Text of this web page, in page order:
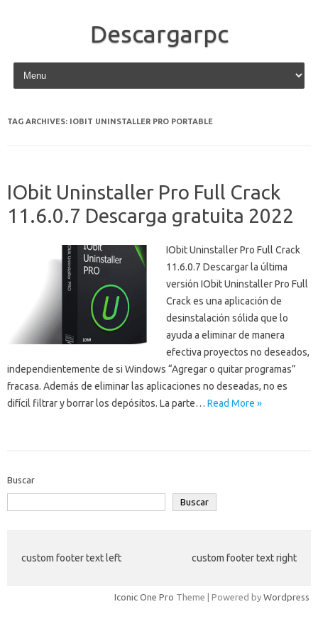
Descargarpc
Skip to content
TAG ARCHIVES: IOBIT UNINSTALLER PRO PORTABLE
IObit Uninstaller Pro Full Crack
11.6.0.7 Descarga gratuita 2022
IObit Uninstaller Pro Full Crack
11.6.0.7 Descargar la última
versión IObit Uninstaller Pro Full
Crack es una aplicación de
desinstalación sólida que lo
ayuda a eliminar de manera
efectiva proyectos no deseados,
independientemente de si Windows “Agregar o quitar programas”
fracasa. Además de eliminar las aplicaciones no deseadas, no es
difícil filtrar y borrar los depósitos. La parte… Read More »
Buscar
Buscar
custom footer text left custom footer text right
Iconic One Pro Theme | Powered by Wordpress